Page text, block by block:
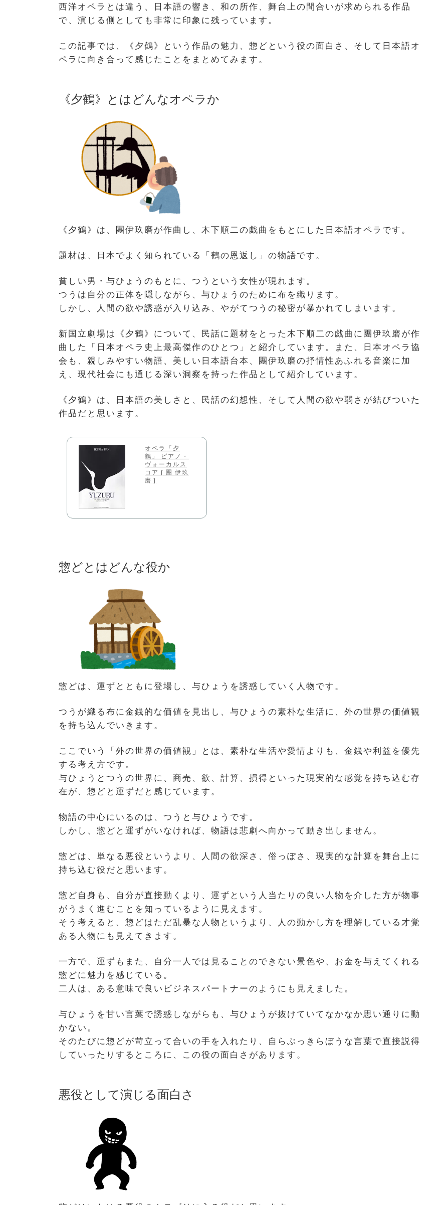
西洋オペラとは違う、日本語の響き、和の所作、舞台上の間合いが求められる作品
で、演じる側としても非常に印象に残っています。
この記事では、《夕鶴》という作品の魅力、惣どという役の面白さ、そして日本語オ
ペラに向き合って感じたことをまとめてみます。
《夕鶴》とはどんなオペラか
《夕鶴》は、團伊玖磨が作曲し、木下順二の戯曲をもとにした日本語オペラです。
題材は、日本でよく知られている「鶴の恩返し」の物語です。
貧しい男・与ひょうのもとに、つうという女性が現れます。
つうは自分の正体を隠しながら、与ひょうのために布を織ります。
しかし、人間の欲や誘惑が入り込み、やがてつうの秘密が暴かれてしまいます。
新国立劇場は《夕鶴》について、民話に題材をとった木下順二の戯曲に團伊玖磨が作
曲した「日本オペラ史上最高傑作のひとつ」と紹介しています。また、日本オペラ協
会も、親しみやすい物語、美しい日本語台本、團伊玖磨の抒情性あふれる音楽に加
え、現代社会にも通じる深い洞察を持った作品として紹介しています。
《夕鶴》は、日本語の美しさと、民話の幻想性、そして人間の欲や弱さが結びついた
作品だと思います。
オペラ「夕
鶴」 ピアノ・
ヴォーカルス
コア [ 團 伊玖
磨 ]
惣どとはどんな役か
惣どは、運ずとともに登場し、与ひょうを誘惑していく人物です。
つうが織る布に金銭的な価値を見出し、与ひょうの素朴な生活に、外の世界の価値観
を持ち込んでいきます。
ここでいう「外の世界の価値観」とは、素朴な生活や愛情よりも、金銭や利益を優先
する考え方です。
与ひょうとつうの世界に、商売、欲、計算、損得といった現実的な感覚を持ち込む存
在が、惣どと運ずだと感じています。
物語の中心にいるのは、つうと与ひょうです。
しかし、惣どと運ずがいなければ、物語は悲劇へ向かって動き出しません。
惣どは、単なる悪役というより、人間の欲深さ、俗っぽさ、現実的な計算を舞台上に
持ち込む役だと思います。
惣ど自身も、自分が直接動くより、運ずという人当たりの良い人物を介した方が物事
がうまく進むことを知っているように見えます。
そう考えると、惣どはただ乱暴な人物というより、人の動かし方を理解している才覚
ある人物にも見えてきます。
一方で、運ずもまた、自分一人では見ることのできない景色や、お金を与えてくれる
惣どに魅力を感じている。
二人は、ある意味で良いビジネスパートナーのようにも見えました。
与ひょうを甘い言葉で誘惑しながらも、与ひょうが抜けていてなかなか思い通りに動
かない。
そのたびに惣どが苛立って合いの手を入れたり、自らぶっきらぼうな言葉で直接説得
していったりするところに、この役の面白さがあります。
悪役として演じる面白さ